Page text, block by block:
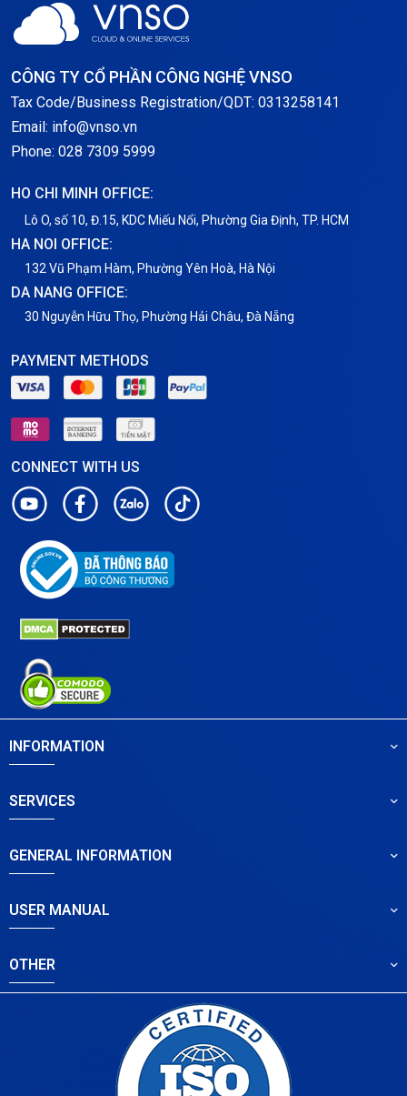
Server Windows
Notification
Thông tin chung
Tin tức
CÔNG TY CỔ PHẦN CÔNG NGHỆ VNSO
Tax Code/Business Registration/QDT: 0313258141
Email: info@vnso.vn
Phone: 028 7309 5999
HO CHI MINH OFFICE:
Lô O, số 10, Đ.15, KDC Miếu Nổi, Phường Gia Định, TP. HCM
HA NOI OFFICE:
132 Vũ Phạm Hàm, Phường Yên Hoà, Hà Nội
DA NANG OFFICE:
30 Nguyễn Hữu Thọ, Phường Hải Châu, Đà Nẵng
PAYMENT METHODS
CONNECT WITH US
INFORMATION
SERVICES
GENERAL INFORMATION
USER MANUAL
OTHER